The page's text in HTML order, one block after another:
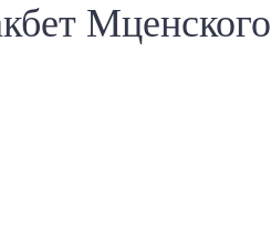
Мценского